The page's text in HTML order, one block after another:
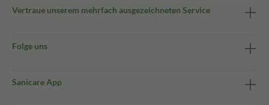
Vertraue unserem mehrfach ausgezeichneten Service
Folge uns
Sanicare App